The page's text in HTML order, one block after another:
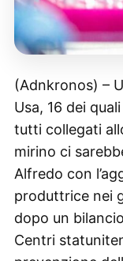
(Adnkronos) –
Usa, 16 dei
tutti collegati
mirino ci
Alfredo con
produttrice nei
dopo un
Centri